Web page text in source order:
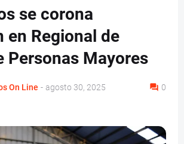
se corona
en Regional de
Personas Mayores
On Line - agosto 30, 2025 0